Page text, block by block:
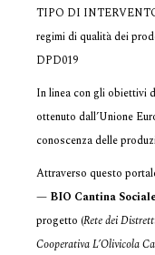
TIPO DI
regimi di qualità dei
DPD019
In linea con gli obiettivi
ottenuto dall’Unione
conoscenza delle
Attraverso questo
— BIO Cantina
progetto (Rete dei
Cooperativa L’Olivicola